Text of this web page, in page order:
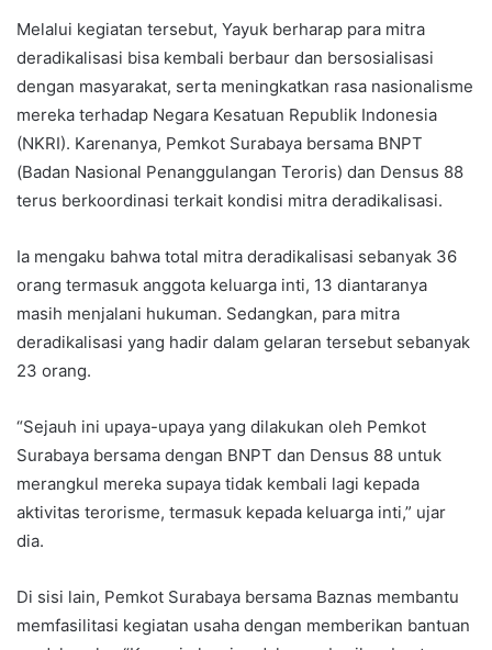
Melalui kegiatan tersebut, Yayuk berharap para mitra
deradikalisasi bisa kembali berbaur dan bersosialisasi
dengan masyarakat, serta meningkatkan rasa nasionalisme
mereka terhadap Negara Kesatuan Republik Indonesia
(NKRI). Karenanya, Pemkot Surabaya bersama BNPT
(Badan Nasional Penanggulangan Teroris) dan Densus 88
terus berkoordinasi terkait kondisi mitra deradikalisasi.
Ia mengaku bahwa total mitra deradikalisasi sebanyak 36
orang termasuk anggota keluarga inti, 13 diantaranya
masih menjalani hukuman. Sedangkan, para mitra
deradikalisasi yang hadir dalam gelaran tersebut sebanyak
23 orang.
“Sejauh ini upaya-upaya yang dilakukan oleh Pemkot
Surabaya bersama dengan BNPT dan Densus 88 untuk
merangkul mereka supaya tidak kembali lagi kepada
aktivitas terorisme, termasuk kepada keluarga inti,” ujar
dia.
Di sisi lain, Pemkot Surabaya bersama Baznas membantu
memfasilitasi kegiatan usaha dengan memberikan bantuan